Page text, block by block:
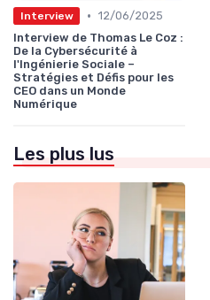
Interview • 12/06/2025
Interview de Thomas Le Coz :
De la Cybersécurité à
l'Ingénierie Sociale –
Stratégies et Défis pour les
CEO dans un Monde
Numérique
Les plus lus